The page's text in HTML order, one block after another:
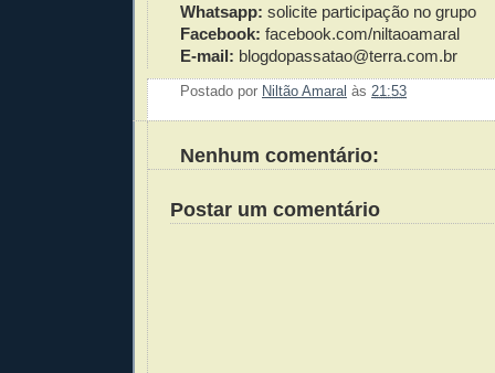
Whatsapp: solicite participação no grupo
Facebook: facebook.com/niltaoamaral
E-mail: blogdopassatao@terra.com.br
Postado por Niltão Amaral às 21:53
Nenhum comentário:
Postar um comentário